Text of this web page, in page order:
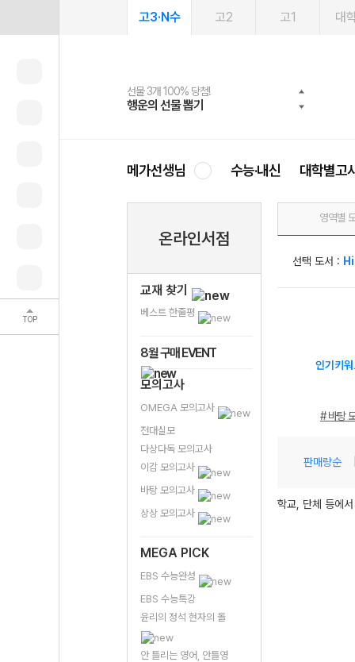
TOP
고3·N수 고2 고1 대
선물 3개 100% 당첨!
행운의 선물 뽑기
선물 100% 증정!
메가스터디 X 올리브
여름방학 스터디 캐시백
메가런 썸머스쿨
2027 러셀 단과
강사 공개선발
스마트러닝앱
설문 EVENT
메가패스
3일 무료 체험권
메가패스 수강생 무료혜택!
메가클럽 멤버십
사회공헌 캠페인
희망이룸 메가나눔
메가선생님 수능·내신 대학별고
온라인서점
교재 찾기
베스트 한줄평
8월 구매 EVENT
모의고사
OMEGA 모의고사
전대실모
다상다독 모의고사
이감 모의고사
바탕 모의고사
상상 모의고사
MEGA PICK
EBS 수능완성
EBS 수능특강
윤리의 정석 현자의 돌
안 틀리는 영어, 안틀영
영역별
선택 도서 :
인기키
# 바탕
판매량순
학교, 단체 등에